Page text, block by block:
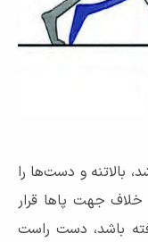
بالاتنه و دست‌ها را
جهت پاها قرار
باشد، دست راست